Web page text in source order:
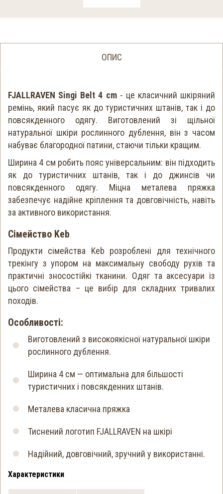
ОПИС
FJALLRAVEN Singi Belt 4 cm- це класичний шкіряний
ремінь, який пасує як до туристичних штанів, так і до
повсякденного одягу. Виготовлений зі щільної
натуральної шкіри рослинного дублення, він з часом
набуває благородної патини, стаючи тільки кращим.
Ширина 4 см робить пояс універсальним: він підходить
як до туристичних штанів, так і до джинсів чи
повсякденного одягу. Міцна металева пряжка
забезпечує надійне кріплення та довговічність, навіть
за активного використання.
Сімейство Keb
Продукти сімейства Keb розроблені для технічного
трекінгу з упором на максимальну свободу рухів та
практичні зносостійкі тканини. Одяг та аксесуари із
цього сімейства – це вибір для складних тривалих
походів.
Особливості:
Виготовлений з високоякісної натуральної шкіри
рослинного дублення.
Ширина 4 см — оптимальна для більшості
туристичних і повсякденних штанів.
Металева класична пряжка
Тиснений логотип FJALLRAVEN на шкірі
Надійний, довговічний, зручний у використанні.
Характеристики